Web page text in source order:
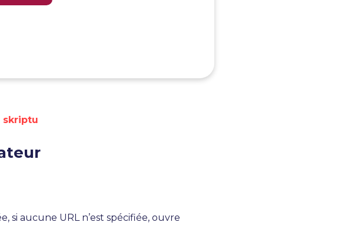
skriptu
si aucune URL n’est spécifiée, ouvre